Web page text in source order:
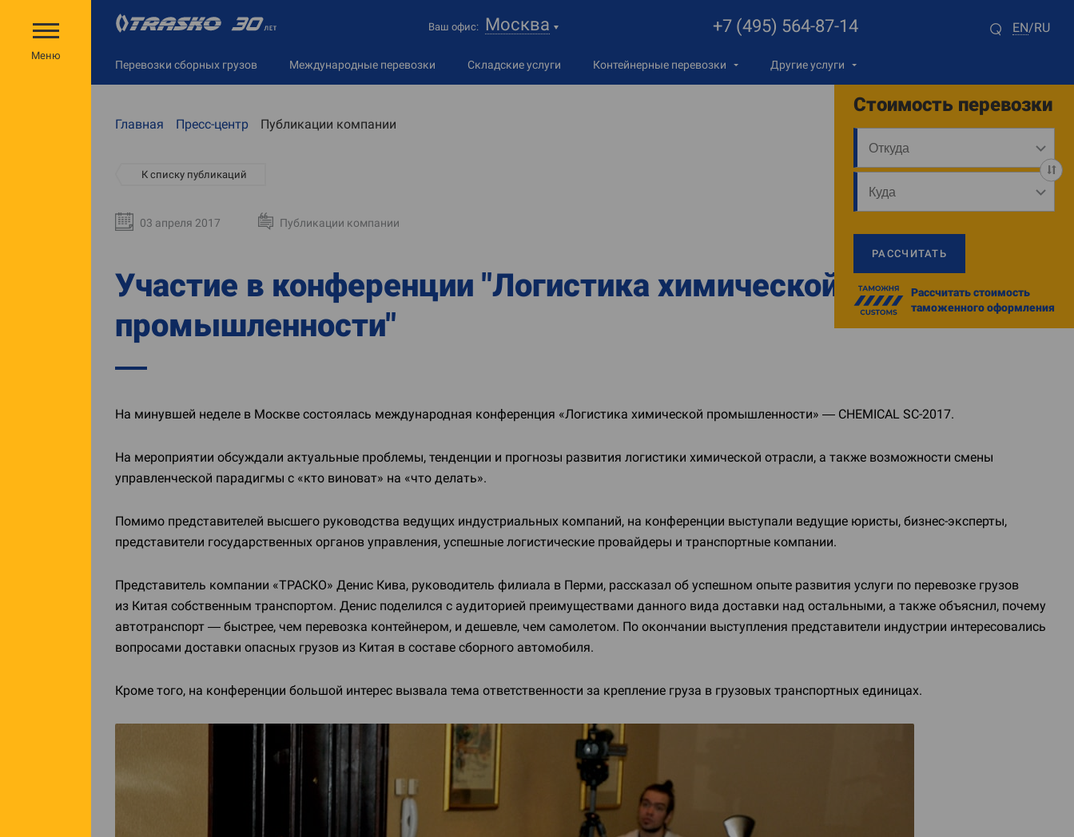
Меню
Ваш офис: Москва +7 (495) 564-87-14 EN/RU
Перевозки сборных грузов Международные перевозки Складские услуги Контейнерные перевозки Другие услуги
Главная Пресс-центр Публикации компании
Стоимость перевозки
РАССЧИТАТЬ
Рассчитать стоимость
таможенного оформления
К списку публикаций
03 апреля 2017 Публикации компании
Участие в конференции "Логистика химической
промышленности"
На минувшей неделе в Москве состоялась международная конференция «Логистика химической промышленности» — CHEMICAL SC-2017.
На мероприятии обсуждали актуальные проблемы, тенденции и прогнозы развития логистики химической отрасли, а также возможности смены
управленческой парадигмы с «кто виноват» на «что делать».
Помимо представителей высшего руководства ведущих индустриальных компаний, на конференции выступали ведущие юристы, бизнес-эксперты,
представители государственных органов управления, успешные логистические провайдеры и транспортные компании.
Представитель компании «ТРАСКО» Денис Кива, руководитель филиала в Перми, рассказал об успешном опыте развития услуги по перевозке грузов
из Китая собственным транспортом. Денис поделился с аудиторией преимуществами данного вида доставки над остальными, а также объяснил, почему
автотранспорт — быстрее, чем перевозка контейнером, и дешевле, чем самолетом. По окончании выступления представители индустрии интересовались
вопросами доставки опасных грузов из Китая в составе сборного автомобиля.
Кроме того, на конференции большой интерес вызвала тема ответственности за крепление груза в грузовых транспортных единицах.